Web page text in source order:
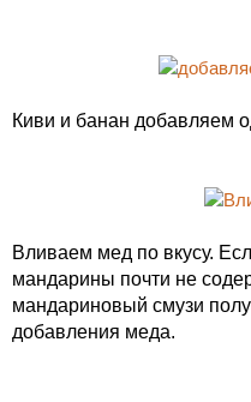
Киви и банан добавляем
Вливаем мед по вкусу.
мандарины почти не
мандариновый смузи
добавления меда.